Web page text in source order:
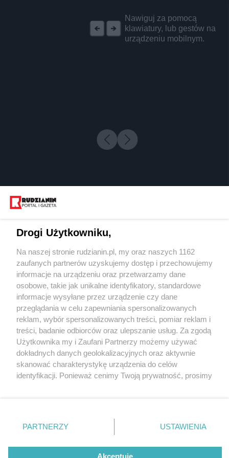
Nawiguj za pomocą
klawiatury, lub gestów na
urządzeniu mobilnym.
2 / 0
Wydawca mediów
Nie zapomnij
zapoznać się z:
polityką prywatności regulamin korzystania z portali
Twojemiasto
Piekary Śląskie
Chorzów
Tarnowskie Góry
Gliwice
Skontakuj sięz nami
Kontakt
Wydawca
Redakcja
Drogi Użytkowniku,
Na naszej stronie rudzianin.pl, my oraz naszych 1162
zaufanych partnerów uzyskujemy dostęp i przechowujemy
informacje na urządzeniu oraz przetwarzamy dane
osobowe, takie jak unikalne identyfikatory, standardowe
informacje wysyłane przez urządzenie czy dane
przeglądania w celu zapewniania spersonalizowanych
reklam, wybór spersonalizowanych treści, pomiar reklam i
treści, badanie odbiorców oraz ulepszanie usług. Za zgodą
Użytkownika my i Zaufani Partnerzy możemy używać
dokładnych danych geolokalizacyjnych oraz aktywnie
skanować charakterystykę urządzenia do celów
identyfikacji. Ponieważ cenimy Twoją prywatność, prosimy
prywatności znajdujący się w lewym dolnym rogu strony
. Niektóre rodzaje przetwarzania danych nie wymagają
zgody użytkownika, ale masz prawo sprzeciwić się
takiemu przetwarzaniu. Preferencje będą miały
PARTNERZY USTAWIENIA
Akceptuję